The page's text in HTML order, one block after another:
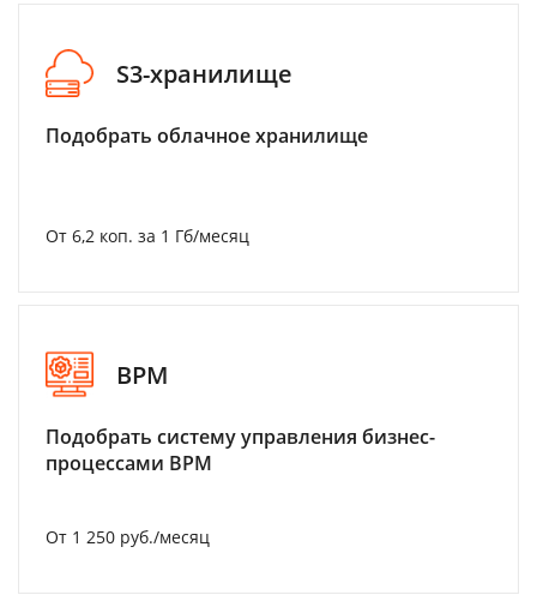
S3-хранилище
Подобрать облачное хранилище
От 6,2 коп. за 1 Гб/месяц
BPM
Подобрать систему управления бизнес-
процессами BPM
От 1 250 руб./месяц